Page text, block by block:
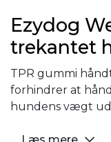
Ezydog
trekantet
TPR gummi
forhindrer at
hundens vægt